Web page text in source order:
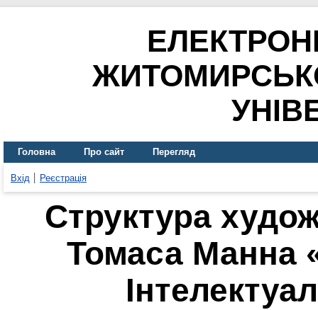
Головна Про сайт Перегляд
Вхід Реєстрація
Структура
Томаса Манна